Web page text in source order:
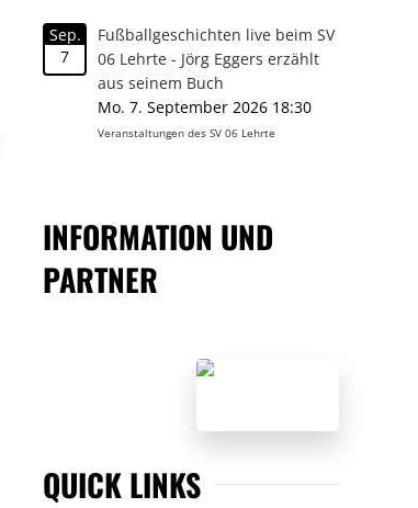
Sep.
7
Fußballgeschichten live beim SV
06 Lehrte - Jörg Eggers erzählt
aus seinem Buch
Mo. 7. September 2026 18:30
Veranstaltungen des SV 06 Lehrte
INFORMATION UND
PARTNER
QUICK LINKS